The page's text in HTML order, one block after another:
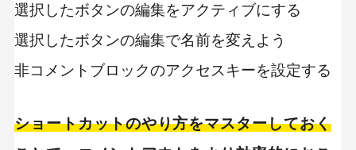
選択したボタンの編集をアクティブにする
選択したボタンの編集で名前を変えよう
非コメントブロックのアクセスキーを設定する
ショートカットのやり方をマスターしておく